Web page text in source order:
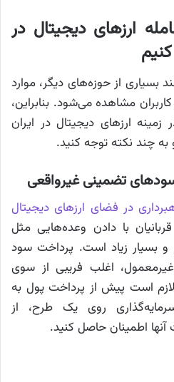
ارزهای دیجیتال در
بسیاری از حوزه‌های دیگر، موارد
مشاهده می‌شود. بنابراین،
ارزهای دیجیتال در ایران
به چند نکته توجه کنید.
سود‌های تضمینی غیرواقعی
در فضای ارزهای دیجیتال
با دادن وعده‌هایی مثل
بسیار زیاد است. پرداخت سود
اغلب فریبی از سوی
لازم است پیش از پرداخت پول به
روی یک طرح، از
اطمینان حاصل کنید.